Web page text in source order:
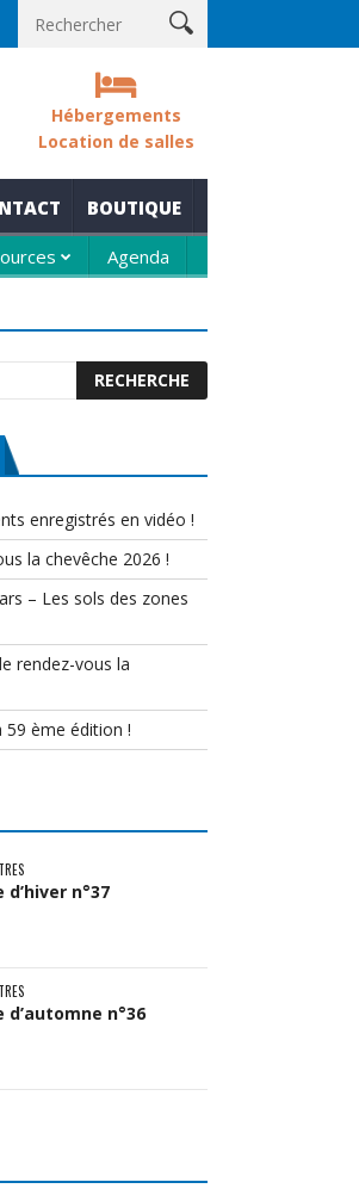
Nouvelle thématique pour le rendez-
Hébergements
Location de salles
BOUTIQUE
Agenda
enregistrés en vidéo !
la chevêche 2026 !
– Les sols des zones
rendez-vous la
59 ème édition !
n°37
n°36